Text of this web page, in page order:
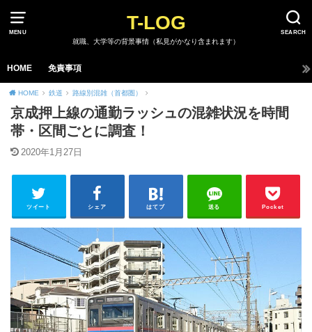
MENU SEARCH
T-LOG
就職、大学等の背景事情（私見がかなり含まれます）
HOME 免責事項
HOME 鉄道 路線別混雑（首都圏）
京成押上線の通勤ラッシュの混雑状況を時間
帯・区間ごとに調査！
2020年1月27日
ツイート シェア はてブ 送る Pocket